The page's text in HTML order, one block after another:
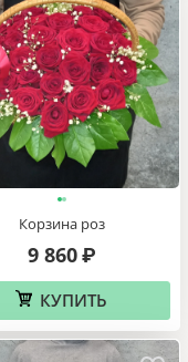
Корзина роз
9 860 ₽
КУПИТЬ